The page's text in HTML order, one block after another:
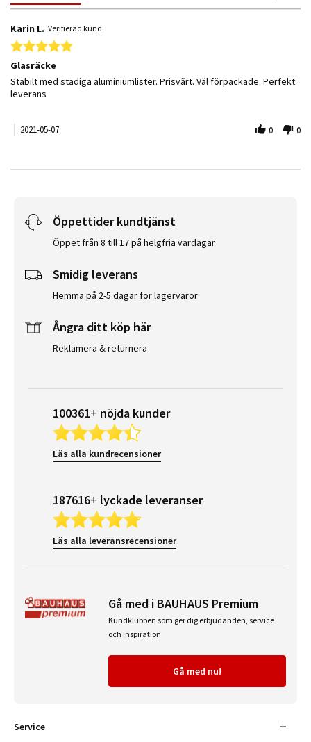
Karin L. Verifierad kund
5.0 star rating
Glasräcke
Review by Karin L. on 7 May 2021
review stating Glasräcke
Stabilt med stadiga aluminiumlister. Prisvärt. Väl förpackade. Perfekt
leverans
2021-05-07 0 0
Öppettider kundtjänst
Öppet från 8 till 17 på helgfria vardagar
Smidig leverans
Hemma på 2-5 dagar för lagervaror
Ångra ditt köp här
Reklamera & returnera
100361+ nöjda kunder
Läs alla kundrecensioner
187616+ lyckade leveranser
Läs alla leveransrecensioner
Gå med i BAUHAUS Premium
Kundklubben som ger dig erbjudanden, service
och inspiration
Gå med nu!
Service